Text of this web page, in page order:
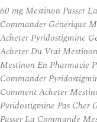
60 mg Mestinon Passer
Commander Générique
Acheter Pyridostigmine
Acheter Du Vrai
Mestinon En Pharmacie
Commander
Comment Acheter
Pyridostigmine Pas Cher